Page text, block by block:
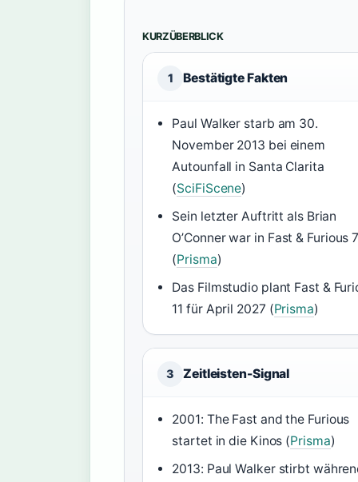
KURZÜBERBLICK
1 Bestätigte Fakten
Paul Walker starb am 30.
November 2013 bei einem
Autounfall in Santa Clarita
(SciFiScene)
Sein letzter Auftritt als Brian
O’Conner war in Fast & Furious
(Prisma)
Das Filmstudio plant Fast &
11 für April 2027 (Prisma)
3 Zeitleisten-Signal
2001: The Fast and the Furious
startet in die Kinos (Prisma)
2013: Paul Walker stirbt